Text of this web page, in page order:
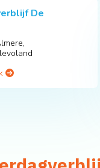
De